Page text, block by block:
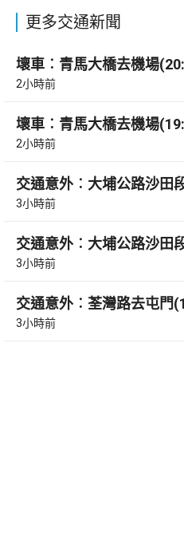
更多交通新聞
壞車︰青馬大橋去機場
2小時前
壞車︰青馬大橋去機場
2小時前
交通意外︰大埔公路沙田
3小時前
交通意外︰大埔公路沙田
3小時前
交通意外︰荃灣路去屯門
3小時前